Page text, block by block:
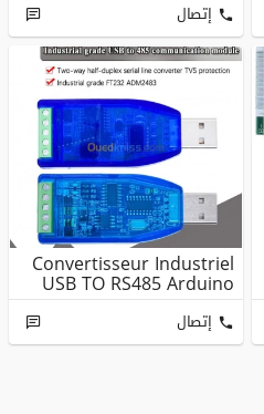
إتصال
Convertisseur Industriel
USB TO RS485 Arduino
إتصال